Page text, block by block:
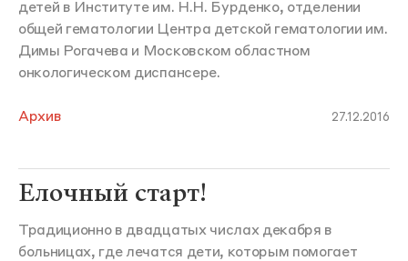
детей в Институте им. Н.Н. Бурденко, отделении
общей гематологии Центра детской гематологии им.
Димы Рогачева и Московском областном
онкологическом диспансере.
Архив 27.12.2016
Елочный старт!
Традиционно в двадцатых числах декабря в
больницах, где лечатся дети, которым помогает